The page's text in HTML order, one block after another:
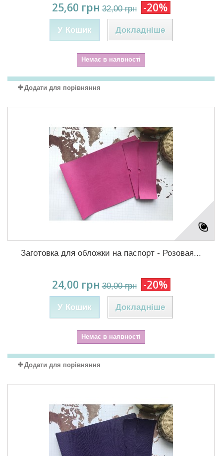
25,60 грн 32,00 грн -20%
У Кошик Докладніше
Немає в наявності
Додати для порівняння
Заготовка для обложки на паспорт - Розовая...
24,00 грн 30,00 грн -20%
У Кошик Докладніше
Немає в наявності
Додати для порівняння